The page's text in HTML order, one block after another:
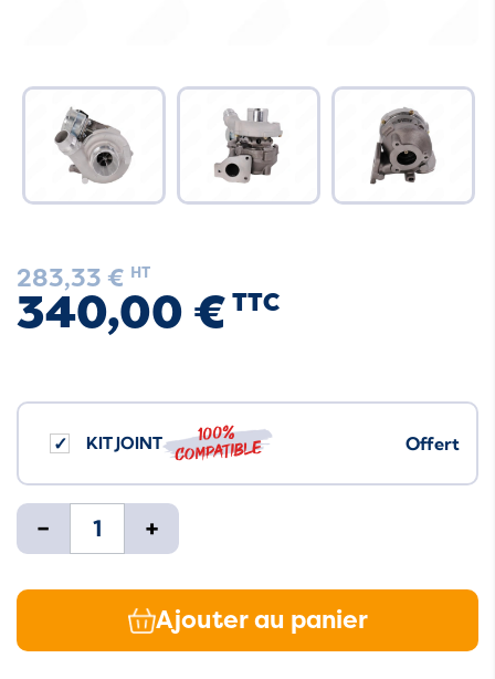
283,33 € HT
340,00 € TTC
KIT JOINT 100%
compatible Offert
- +
Ajouter au panier